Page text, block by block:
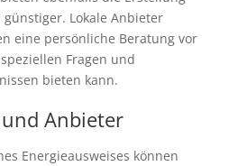
Lokale Anbieter
eine persönliche Beratung vor
Fragen und
bieten kann.
Anbieter
Energieausweises können